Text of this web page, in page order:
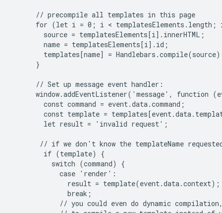
      // precompile all templates in this page
for (let i = 0; i < templatesElements.length;
        source = templatesElements[i].innerHTML;
        name = templatesElements[i].id;
templates[name] =
      }
      // Set up message event handler:
window.addEventListener('message', function
        const command = event.data.command;
const template =
        let result = 'invalid request';
// if we don't know the templateName
        if (template) {
          switch (command) {
            case 'render':
              result = template(event.data.context);
              break;
// you could even do dynamic